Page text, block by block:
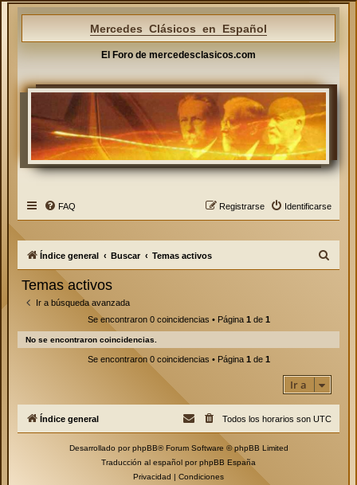
Mercedes Clásicos en Español
El Foro de mercedesclasicos.com
FAQ Identificarse
Registrarse
Índice general Buscar Temas activos
a
r
Temas activos
Ir a búsqueda avanzada
Se encontraron 0 coincidencias • Página 1 de 1
No se encontraron coincidencias.
Se encontraron 0 coincidencias • Página 1 de 1
Ir a
Índice general Todos los horarios son UTC
Desarrollado porphpBB® Forum Software © phpBB Limited
Traducción al español porphpBB España
Privacidad | Condiciones